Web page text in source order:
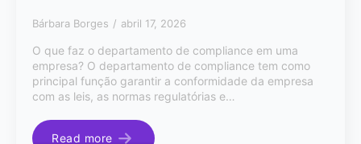
Bárbara Borges abril 17, 2026
O que faz o departamento de compliance em uma
empresa? O departamento de compliance tem como
principal função garantir a conformidade da empresa
com as leis, as normas regulatórias e…
Read more